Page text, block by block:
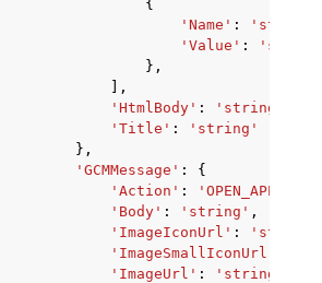
{
'Name' : 'string'
'Value' :
},
],
'HtmlBody' : 'string'
'Title' :
'string'
},
'GCMMessage' :
{
'Action' : 'OPEN_APP'
'Body' : 'string' ,
'ImageIconUrl' : 'string'
'ImageSmallIconUrl'
'ImageUrl' : 'string'